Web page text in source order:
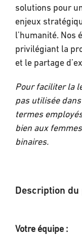
solutions pour
enjeux
l’humanité. Nos
privilégiant la
et le partage
Pour faciliter la
pas utilisée
termes
bien aux
binaires.
Description du
Votre équipe :